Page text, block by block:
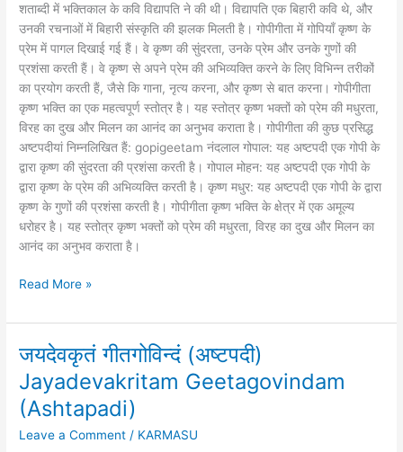
शताब्दी में भक्तिकाल के कवि विद्यापति ने की थी। विद्यापति एक बिहारी कवि थे, और
उनकी रचनाओं में बिहारी संस्कृति की झलक मिलती है। गोपीगीता में गोपियाँ कृष्ण के
प्रेम में पागल दिखाई गई हैं। वे कृष्ण की सुंदरता, उनके प्रेम और उनके गुणों की
प्रशंसा करती हैं। वे कृष्ण से अपने प्रेम की अभिव्यक्ति करने के लिए विभिन्न तरीकों
का प्रयोग करती हैं, जैसे कि गाना, नृत्य करना, और कृष्ण से बात करना। गोपीगीता
कृष्ण भक्ति का एक महत्वपूर्ण स्तोत्र है। यह स्तोत्र कृष्ण भक्तों को प्रेम की मधुरता,
विरह का दुख और मिलन का आनंद का अनुभव कराता है। गोपीगीता की कुछ प्रसिद्ध
अष्टपदीयां निम्नलिखित हैं: gopigeetam नंदलाल गोपाल: यह अष्टपदी एक गोपी के
द्वारा कृष्ण की सुंदरता की प्रशंसा करती है। गोपाल मोहन: यह अष्टपदी एक गोपी के
द्वारा कृष्ण के प्रेम की अभिव्यक्ति करती है। कृष्ण मधुर: यह अष्टपदी एक गोपी के द्वारा
कृष्ण के गुणों की प्रशंसा करती है। गोपीगीता कृष्ण भक्ति के क्षेत्र में एक अमूल्य
धरोहर है। यह स्तोत्र कृष्ण भक्तों को प्रेम की मधुरता, विरह का दुख और मिलन का
आनंद का अनुभव कराता है।
Read More »
जयदेवकृतं गीतगोविन्दं (अष्टपदी)
Jayadevakritam Geetagovindam
(Ashtapadi)
Leave a Comment / KARMASU
जयदेवकृतं
गीतगोविन्दं
(अष्टपदी)
Jayadevakritam
Geetagovindam